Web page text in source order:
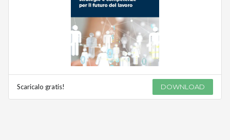
Scaricalo gratis! DOWNLOAD